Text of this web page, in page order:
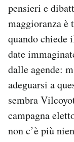
Area
Newsletter
Notifiche
Regala il Post
Hai bisogno
pensieri e
maggioranza è
quando chiede
date
dalle agende:
adeguarsi a
sembra
campagna
non c’è più